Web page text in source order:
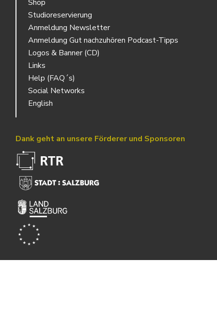
Shop
Studioreservierung
Anmeldung Newsletter
Anmeldung Gut nachzuhören Podcast-Tipps
Logos & Banner (CD)
Links
Help (FAQ´s)
Social Networks
English
Dank geht an unsere Förderer und Sponsoren